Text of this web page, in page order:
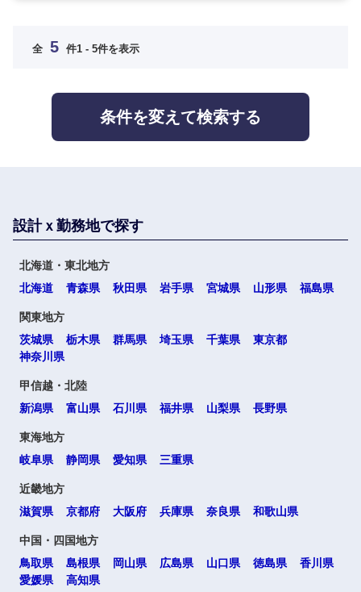
全 5 件1 - 5件を表示
条件を変えて検索する
設計ｘ勤務地で探す
北海道・東北地方
北海道
青森県 秋田県 岩手県 宮城県 山形県 福島県
関東地方
茨城県
栃木県 群馬県 埼玉県 千葉県
東京都
神奈川県
甲信越・北陸
新潟県
富山県 石川県 福井県 山梨県 長野県
東海地方
岐阜県
静岡県 愛知県 三重県
近畿地方
滋賀県
京都府 大阪府 兵庫県 奈良県 和歌山県
中国・四国地方
鳥取県
島根県 岡山県 広島県 山口県 徳島県
香川県
愛媛県
高知県